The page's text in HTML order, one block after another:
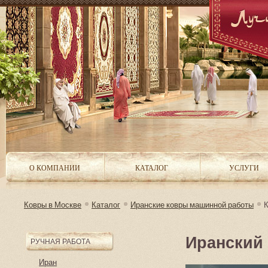
Ковры в Москве Каталог Иранские ковры машинной работы
РУЧНАЯ РАБОТА
Иран
О КОМПАНИИ КАТАЛОГ УСЛУГИ